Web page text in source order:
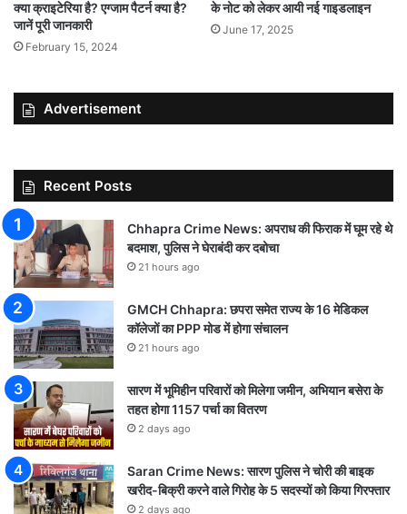
क्या क्राइटेरिया है? एग्जाम पैटर्न क्या है?
जानें पूरी जानकारी
February 15, 2024
के नोट को लेकर आयी नई गाइडलाइन
June 17, 2025
Advertisement
Recent Posts
Chhapra Crime News: अपराध की फिराक में घूम रहे थे
बदमाश, पुलिस ने घेराबंदी कर दबोचा
21 hours ago
GMCH Chhapra: छपरा समेत राज्य के 16 मेडिकल
कॉलेजों का PPP मोड में होगा संचालन
21 hours ago
सारण में भूमिहीन परिवारों को मिलेगा जमीन, अभियान बसेरा के
तहत होगा 1157 पर्चा का वितरण
2 days ago
Saran Crime News: सारण पुलिस ने चोरी की बाइक
खरीद-बिक्री करने वाले गिरोह के 5 सदस्यों को किया गिरफ्तार
2 days ago